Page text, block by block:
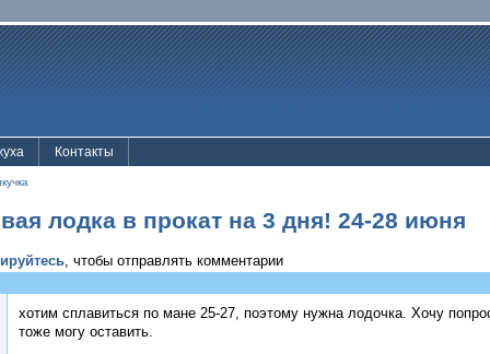
Контакты
лодка в прокат на 3 дня! 24-28 июня
, чтобы отправлять комментарии
хотим сплавиться по мане 25-27, поэтому нужна лодочка. Хочу
тоже могу оставить.